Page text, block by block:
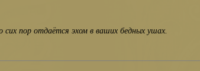
пор отдаётся эхом в ваших бедных ушах.